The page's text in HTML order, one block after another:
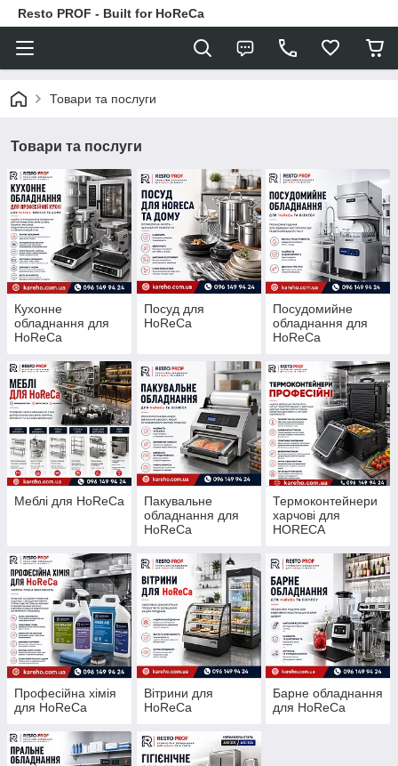
Resto PROF - Built for HoReCa
Товари та послуги
Товари та послуги
Кухонне
обладнання для
HoReCa
Посуд для
HoReCa
Посудомийне
обладнання для
HoReCa
Меблі для HoReCa
Пакувальне
обладнання для
HoReCa
Термоконтейнери
харчові для
HORECA
Професійна хімія
для HoReCa
Вітрини для
HoReCa
Барне обладнання
для HoReCa